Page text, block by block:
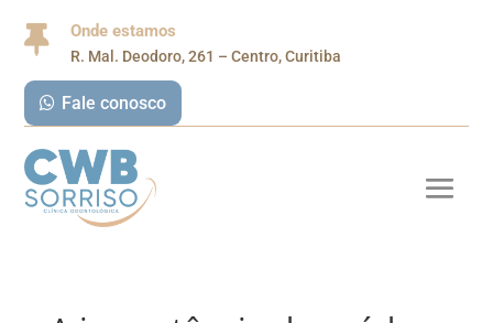
 Onde estamos
R. Mal. Deodoro, 261 – Centro, Curitiba
Fale conosco